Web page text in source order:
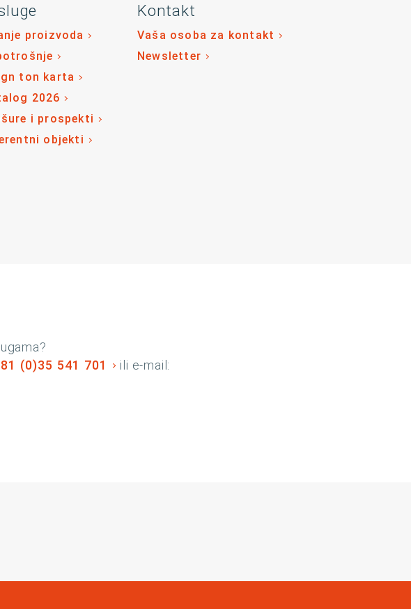
proizvoda
ton karta
2026
i prospekti
objekti
Kontakt
Vaša osoba za kontakt
Newsletter
(0)35 541 701 ili e-mail:
na YouTube
nas na LinkedIn